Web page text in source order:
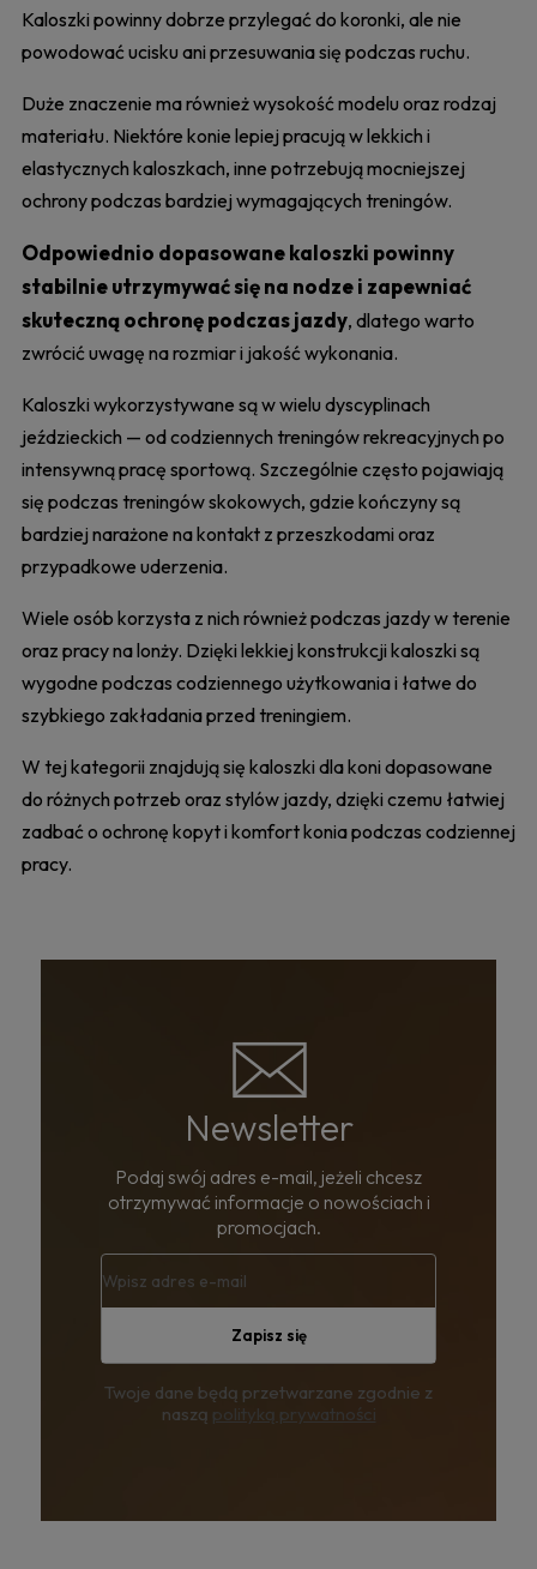
Kaloszki powinny dobrze przylegać do koronki, ale nie
powodować ucisku ani przesuwania się podczas ruchu.
Duże znaczenie ma również wysokość modelu oraz rodzaj
materiału. Niektóre konie lepiej pracują w lekkich i
elastycznych kaloszkach, inne potrzebują mocniejszej
ochrony podczas bardziej wymagających treningów.
Odpowiednio dopasowane kaloszki powinny
stabilnie utrzymywać się na nodze i zapewniać
skuteczną ochronę podczas jazdy, dlatego warto
zwrócić uwagę na rozmiar i jakość wykonania.
Kaloszki wykorzystywane są w wielu dyscyplinach
jeździeckich — od codziennych treningów rekreacyjnych po
intensywną pracę sportową. Szczególnie często pojawiają
się podczas treningów skokowych, gdzie kończyny są
bardziej narażone na kontakt z przeszkodami oraz
przypadkowe uderzenia.
Wiele osób korzysta z nich również podczas jazdy w terenie
oraz pracy na lonży. Dzięki lekkiej konstrukcji kaloszki są
wygodne podczas codziennego użytkowania i łatwe do
szybkiego zakładania przed treningiem.
W tej kategorii znajdują się kaloszki dla koni dopasowane
do różnych potrzeb oraz stylów jazdy, dzięki czemu łatwiej
zadbać o ochronę kopyt i komfort konia podczas codziennej
pracy.
Newsletter
Podaj swój adres e-mail, jeżeli chcesz
otrzymywać informacje o nowościach i
promocjach.
Zapisz się
Twoje dane będą przetwarzane zgodnie z
naszą polityką prywatności